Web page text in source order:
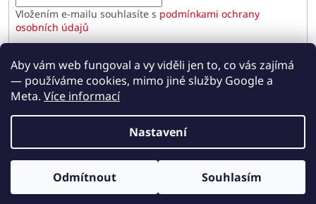
Aby vám web fungoval a vy viděli jen to, co vás zajímá
— používáme cookies, mimo jiné služby Google a
Meta. Více informací
Nastavení
Odmítnout Souhlasím
Vložením e-mailu souhlasíte s podmínkami ochrany
osobních údajů
PŘIHLÁSIT SE
Paulínky.cz. Všechna práva vyhrazena.
Upravit nastavení cookies
Odběr novinek